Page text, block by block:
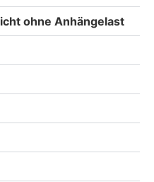
ohne Anhängelast